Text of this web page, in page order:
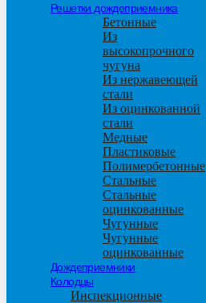
Решетки дождеприемника
Бетонные
Из
высокопрочного
чугуна
Из нержавеющей
стали
Из оцинкованной
стали
Медные
Пластиковые
Полимербетонные
Стальные
Стальные
оцинкованные
Чугунные
Чугунные
оцинкованные
Дождеприемники
Колодцы
Инспекционные